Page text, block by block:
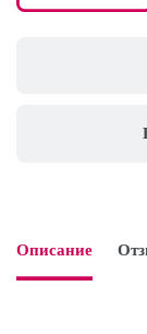
Описание